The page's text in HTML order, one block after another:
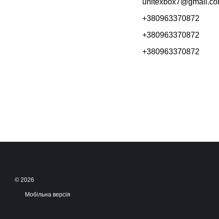
+380963370872
+380963370872
+380963370872
© 2026
Мобільна версія